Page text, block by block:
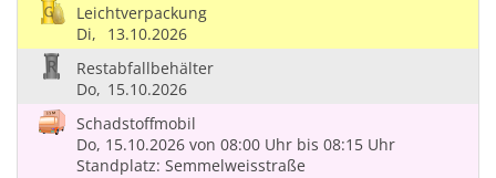
Leichtverpackung
Di,
13.10.2026
Restabfallbehälter
Do, 15.10.2026
Schadstoffmobil
Do, 15.10.2026 von 08:00 Uhr bis 08:15 Uhr
Standplatz: Semmelweisstraße